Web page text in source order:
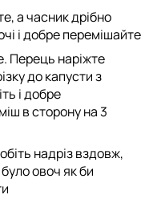
а часник дрібно
і добре перемішайте
Перець наріжте
до капусти з
і добре
в сторону на 3
надріз вздовж,
овоч як би